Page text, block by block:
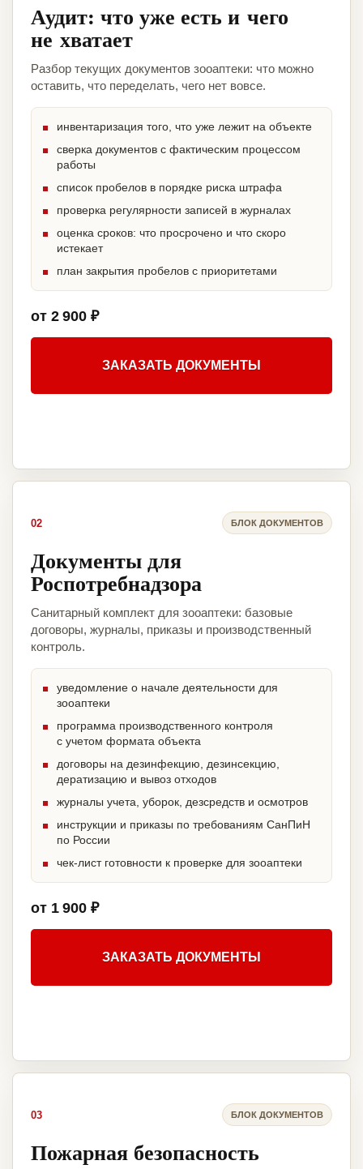
Аудит: что уже есть и чего
не хватает
Разбор текущих документов зооаптеки: что можно
оставить, что переделать, чего нет вовсе.
инвентаризация того, что уже лежит на объекте
сверка документов с фактическим процессом
работы
список пробелов в порядке риска штрафа
проверка регулярности записей в журналах
оценка сроков: что просрочено и что скоро
истекает
план закрытия пробелов с приоритетами
от 2 900 ₽
ЗАКАЗАТЬ ДОКУМЕНТЫ
02 БЛОК ДОКУМЕНТОВ
Документы для
Роспотребнадзора
Санитарный комплект для зооаптеки: базовые
договоры, журналы, приказы и производственный
контроль.
уведомление о начале деятельности для
зооаптеки
программа производственного контроля
с учетом формата объекта
договоры на дезинфекцию, дезинсекцию,
дератизацию и вывоз отходов
журналы учета, уборок, дезсредств и осмотров
инструкции и приказы по требованиям СанПиН
по России
чек-лист готовности к проверке для зооаптеки
от 1 900 ₽
ЗАКАЗАТЬ ДОКУМЕНТЫ
03 БЛОК ДОКУМЕНТОВ
Пожарная безопасность